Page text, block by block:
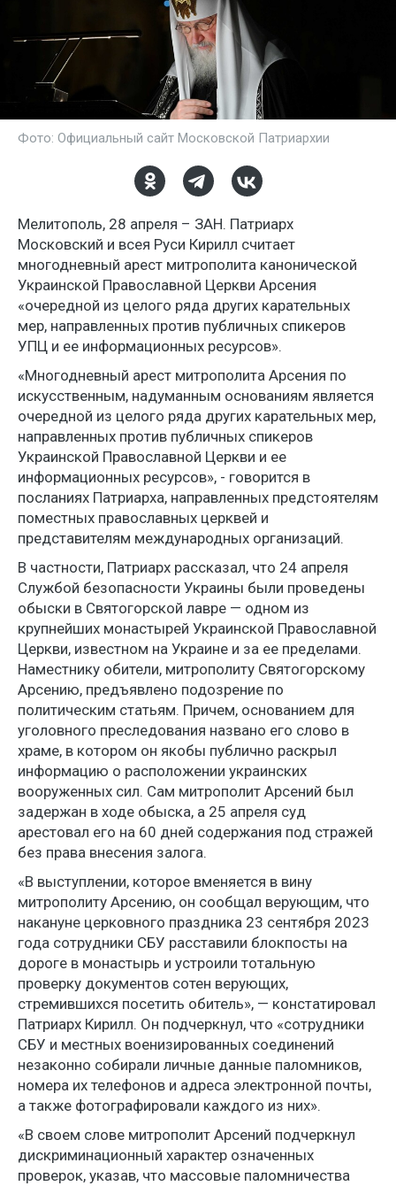
Фото: Официальный сайт Московской Патриархии
Мелитополь, 28 апреля – ЗАН. Патриарх
Московский и всея Руси Кирилл считает
многодневный арест митрополита канонической
Украинской Православной Церкви Арсения
«очередной из целого ряда других карательных
мер, направленных против публичных спикеров
УПЦ и ее информационных ресурсов».
«Многодневный арест митрополита Арсения по
искусственным, надуманным основаниям является
очередной из целого ряда других карательных мер,
направленных против публичных спикеров
Украинской Православной Церкви и ее
информационных ресурсов», - говорится в
посланиях Патриарха, направленных предстоятелям
поместных православных церквей и
представителям международных организаций.
В частности, Патриарх рассказал, что 24 апреля
Службой безопасности Украины были проведены
обыски в Святогорской лавре — одном из
крупнейших монастырей Украинской Православной
Церкви, известном на Украине и за ее пределами.
Наместнику обители, митрополиту Святогорскому
Арсению, предъявлено подозрение по
политическим статьям. Причем, основанием для
уголовного преследования названо его слово в
храме, в котором он якобы публично раскрыл
информацию о расположении украинских
вооруженных сил. Сам митрополит Арсений был
задержан в ходе обыска, а 25 апреля суд
арестовал его на 60 дней содержания под стражей
без права внесения залога.
«В выступлении, которое вменяется в вину
митрополиту Арсению, он сообщал верующим, что
накануне церковного праздника 23 сентября 2023
года сотрудники СБУ расставили блокпосты на
дороге в монастырь и устроили тотальную
проверку документов сотен верующих,
стремившихся посетить обитель», — констатировал
Патриарх Кирилл. Он подчеркнул, что «сотрудники
СБУ и местных военизированных соединений
незаконно собирали личные данные паломников,
номера их телефонов и адреса электронной почты,
а также фотографировали каждого из них».
«В своем слове митрополит Арсений подчеркнул
дискриминационный характер означенных
проверок, указав, что массовые паломничества